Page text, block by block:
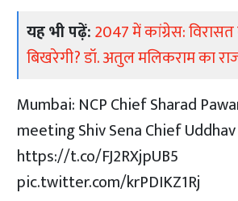
यह भी पढ़ें:2047 में कांग्रेस:
बिखरेगी? डॉ. अतुल मलिकराम का
Mumbai: NCP Chief Sharad
meeting Shiv Sena Chief
https://t.co/FJ2RXjpUB5
pic.twitter.com/krPDIKZ1Rj